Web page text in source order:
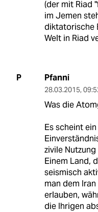
(der mit Riad
im Jemen
diktatorische
Welt in Riad
P Pfanni
28.03.2015,
Was die
Es scheint
zivile
Einem Land,
seismisch
man dem
erlauben,
die Ihrigen